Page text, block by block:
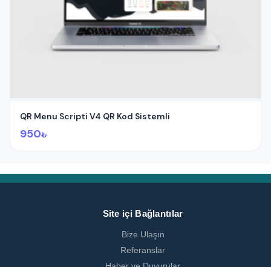
QR Menu Scripti V4 QR Kod Sistemli
950₺
Site içi Bağlantılar
Bize Ulaşın
Referanslar